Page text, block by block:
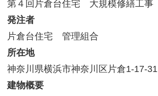
媒体資料
会社概要
第４回片倉台住宅 大規模修繕工事
発注者
片倉台住宅 管理組合
所在地
神奈川県横浜市神奈川区片倉1-17-31
建物概要